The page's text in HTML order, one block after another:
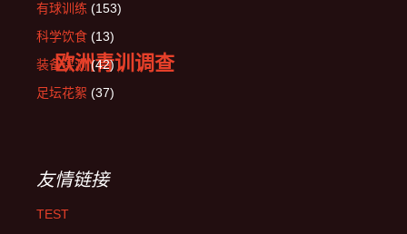
欧洲青训调查
有球训练 (153)
科学饮食 (13)
装备评测(42)
足坛花絮 (37)
友情链接
TEST